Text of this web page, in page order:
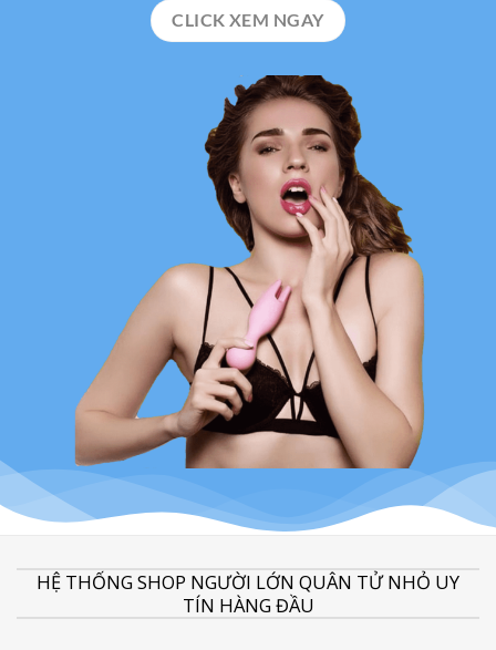
CLICK XEM NGAY
HỆ THỐNG SHOP NGƯỜI LỚN QUÂN TỬ NHỎ UY
TÍN HÀNG ĐẦU